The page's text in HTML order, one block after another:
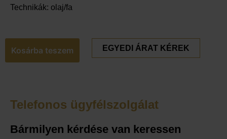
Technikák: olaj/fa
Kosárba teszem EGYEDI ÁRAT KÉREK
Telefonos ügyfélszolgálat
Bármilyen kérdése van keressen